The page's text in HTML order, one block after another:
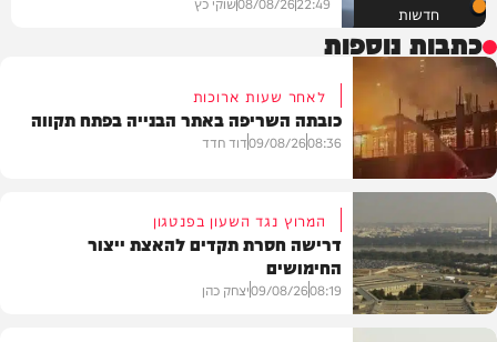
חדשות
כתבות נוספות
חדשות
לאחר שעות ארוכות
כובתה השריפה באתר הבנייה בפתח תקווה
08:36
09/08/26דוד חדד
המרוץ נגד השעון בפנטגון
דרישה חסרת תקדים להאצת ייצור
החימושים
08:19
09/08/26יצחק כהן